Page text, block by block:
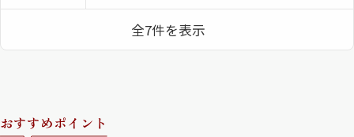
全7件を表示
おすすめポイント